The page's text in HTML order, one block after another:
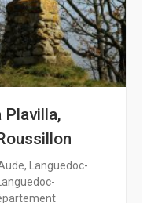
Plavilla,
Languedoc-